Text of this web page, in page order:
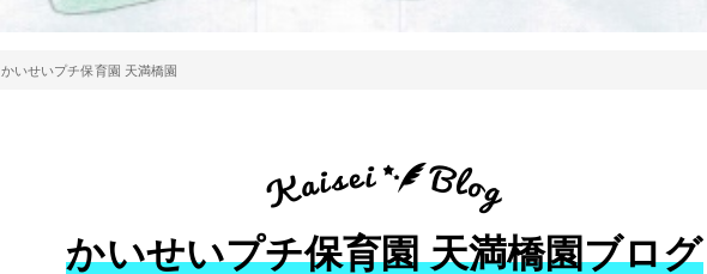
かいせいプチ保育園 天満橋園
かいせいプチ保育園 天満橋園ブログ